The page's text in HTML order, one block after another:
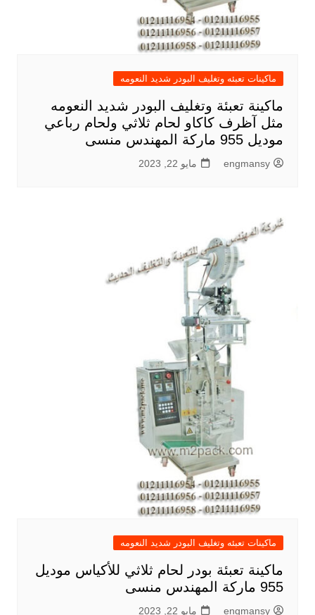
ماكينات تعبئه وتغليف البودر شديد النعومه
ماكينة تعبئة وتغليف البودر شديد النعومه
مثل آظرف كاكاو لحام ثلاثي ولحام رباعي
موديل 955 ماركة المهندس منسى
engmansy مايو 22, 2023
ماكينات تعبئه وتغليف البودر شديد النعومه
ماكينة تعبئة بودر لحام ثلاثي للأكياس موديل
955 ماركة المهندس منسى
engmansy مايو 22, 2023